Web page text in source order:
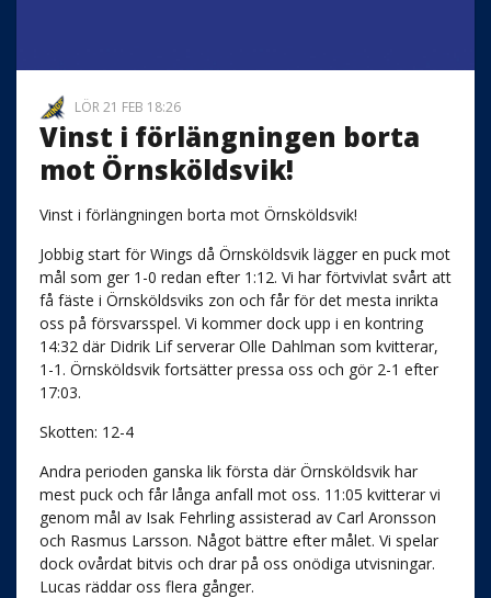
LÖR 21 FEB 18:26
Vinst i förlängningen borta
mot Örnsköldsvik!
Vinst i förlängningen borta mot Örnsköldsvik!
Jobbig start för Wings då Örnsköldsvik lägger en puck mot
mål som ger 1-0 redan efter 1:12. Vi har förtvivlat svårt att
få fäste i Örnsköldsviks zon och får för det mesta inrikta
oss på försvarsspel. Vi kommer dock upp i en kontring
14:32 där Didrik Lif serverar Olle Dahlman som kvitterar,
1-1. Örnsköldsvik fortsätter pressa oss och gör 2-1 efter
17:03.
Skotten: 12-4
Andra perioden ganska lik första där Örnsköldsvik har
mest puck och får långa anfall mot oss. 11:05 kvitterar vi
genom mål av Isak Fehrling assisterad av Carl Aronsson
och Rasmus Larsson. Något bättre efter målet. Vi spelar
dock ovårdat bitvis och drar på oss onödiga utvisningar.
Lucas räddar oss flera gånger.